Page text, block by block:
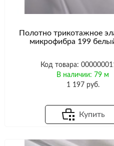
Полотно трикотажное
микрофибра 199
Код товара:
В наличии: 79 м
1 197 руб.
Купить